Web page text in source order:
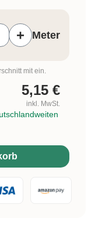
+ Meter
mit ein.
5,15 €
inkl. MwSt.